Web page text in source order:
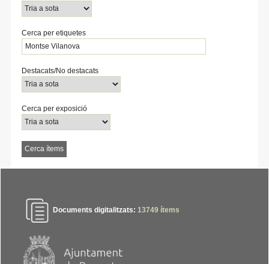
Cerca per etiquetes
Destacats/No destacats
Cerca per exposició
Documents digitalitzats: 13749ítems